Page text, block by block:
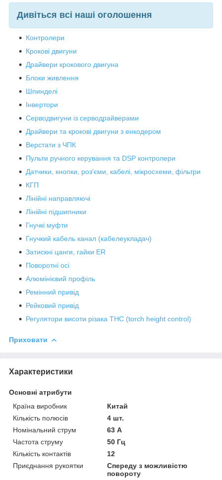
Дивіться всі наші оголошення
Контролери
Крокові двигуни
Драйвери крокового двигуна
Блоки живлення
Шпинделі
Інвертори
Серводвигуни із серводрайверами
Драйвери та крокові двигуни з енкодером
Верстати з ЧПК
Пульти ручного керування та DSP контролери
Датчики, кнопки, роз'єми, кабелі, мікросхеми, фільтри
КГП
Лінійні направляючі
Лінійні підшипники
Гнучкі муфти
Гнучкий кабель канал (кабелеукладач)
Затискні цанги, гайки ER
Поворотні осі
Алюмінієвий профіль
Ремінний привід
Рейковий привід
Регулятори висоти різака THC (torch height control)
Приховати
Характеристики
Основні атрибути
Країна виробник
Китай
Кількість полюсів
4 шт.
Номінальний струм
63 А
Частота струму
50 Гц
Кількість контактів
12
Приєднання рукоятки
Спереду з можливістю
повороту